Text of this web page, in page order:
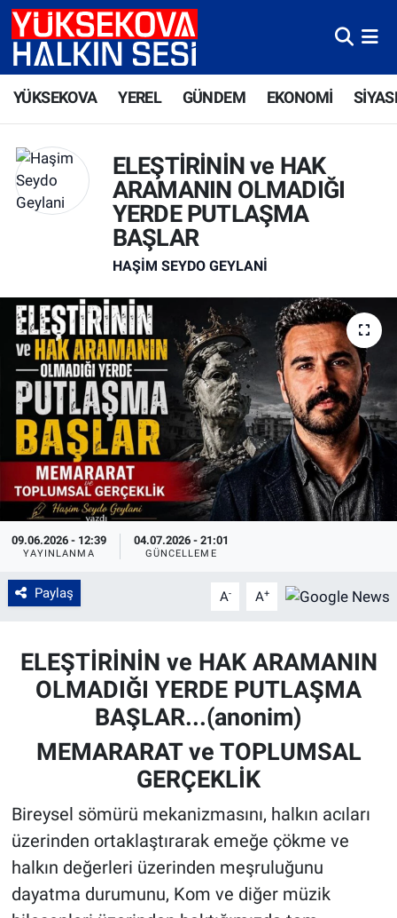
YÜKSEKOVA YEREL GÜNDEM EKONOMİ
ELEŞTİRİNİN ve HAK
ARAMANIN OLMADIĞI
YERDE PUTLAŞMA
BAŞLAR
HAŞIM SEYDO GEYLANI
09.06.2026 - 12:39
YAYINLANMA
04.07.2026 - 21:01
GÜNCELLEME
Paylaş A- A+
ELEŞTİRİNİN ve HAK ARAMANIN
OLMADIĞI YERDE PUTLAŞMA
BAŞLAR...(anonim)
MEMARARAT ve TOPLUMSAL
GERÇEKLİK
Bireysel sömürü mekanizmasını, halkın acıları
üzerinden ortaklaştırarak emeğe çökme ve
halkın değerleri üzerinden meşruluğunu
dayatma durumunu, Kom ve diğer müzik
Yüksekova Nöbetçi Eczaneler
Yüksekova Trafik Yoğunluk Haritası
Süper Lig Puan Durumu ve Fikstür
Tüm Manşetler
Son Dakika Haberleri
Haber Arşivi